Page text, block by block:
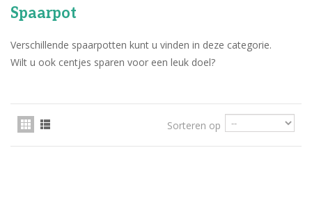
Spaarpot
Verschillende spaarpotten kunt u vinden in deze categorie.
Wilt u ook centjes sparen voor een leuk doel?
Sorteren op